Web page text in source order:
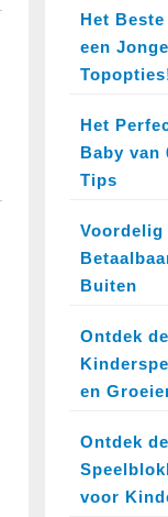
Het
een
Het
Baby van
Tips
Voordelig
Buiten
Ontdek
en
Ontdek
voor